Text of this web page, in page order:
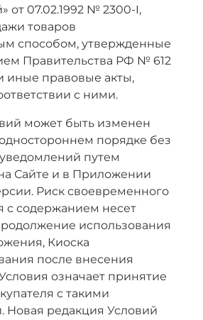
от 07.02.1992 № 2300-I,
товаров
способом, утвержденные
Правительства РФ № 612
иные правовые акты,
с ними.
может быть изменен
порядке без
путем
Сайте и в Приложении
Риск своевременного
с содержанием несет
использования
Киоска
после внесения
означает принятие
с такими
Новая редакция Условий